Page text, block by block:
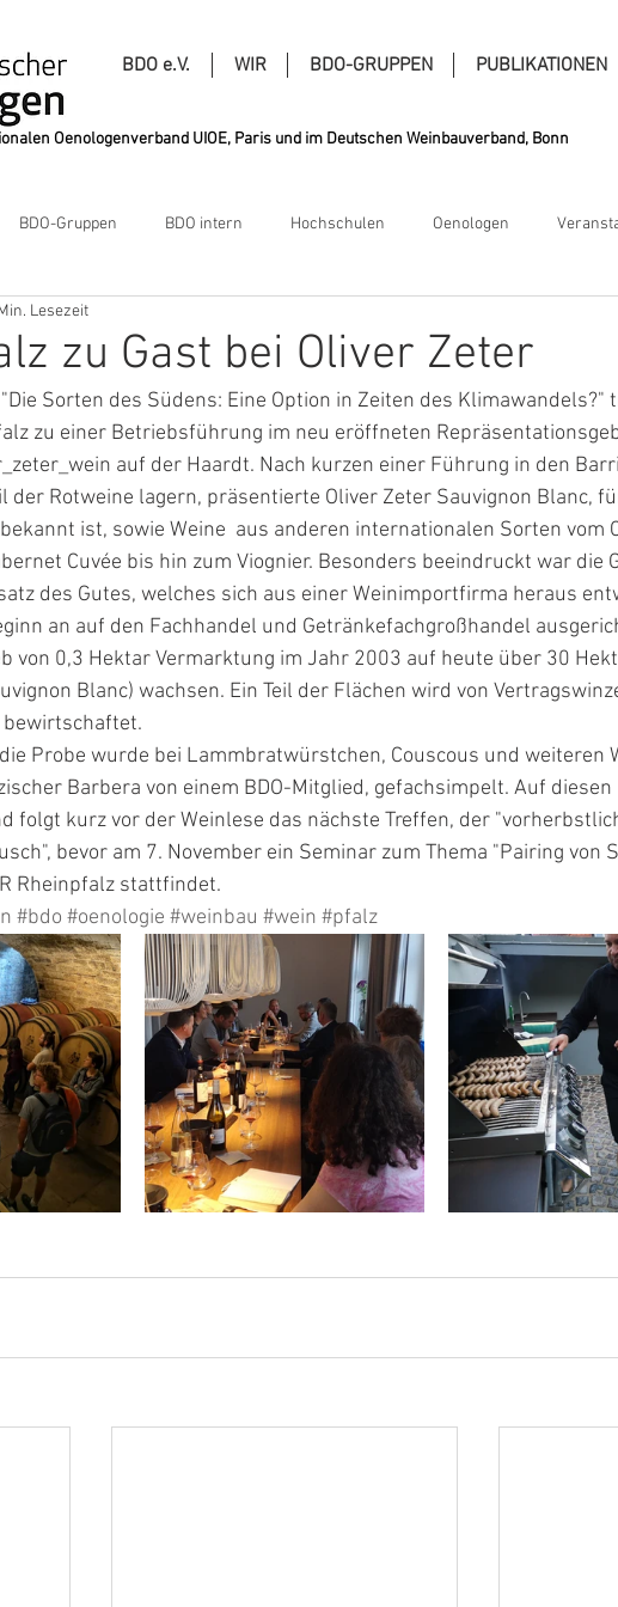
BDO e.V. WIR BDO-GRUPPEN PUBLIKATIONEN
Oenologenverband UIOE, Paris und im Deutschen Weinbauverband, Bonn
BDO-Gruppen BDO intern Hochschulen Oenologen
zu Gast bei Oliver Zeter
Lesezeit
Sorten des Südens: Eine Option in Zeiten des Klimawandels?"
zu einer Betriebsführung im neu eröffneten
auf der Haardt. Nach kurzen einer Führung in den
der Rotweine lagern, präsentierte Oliver Zeter Sauvignon Blanc,
ist, sowie Weine  aus anderen internationalen Sorten vom
Cuvée bis hin zum Viognier. Besonders beeindruckt war die
des Gutes, welches sich aus einer Weinimportfirma heraus
an auf den Fachhandel und Getränkefachgroßhandel
von 0,3 Hektar Vermarktung im Jahr 2003 auf heute über 30
Blanc) wachsen. Ein Teil der Flächen wird von
bewirtschaftet.
Probe wurde bei Lammbratwürstchen, Couscous und weiteren
Barbera von einem BDO-Mitglied, gefachsimpelt. Auf diesen
folgt kurz vor der Weinlese das nächste Treffen, der
bevor am 7. November ein Seminar zum Thema "Pairing von
Rheinpfalz stattfindet.
#bdo #oenologie #weinbau #wein #pfalz